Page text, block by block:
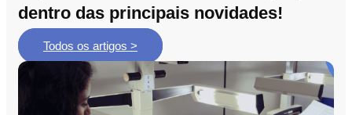
dentro das principais novidades!
Todos os artigos >